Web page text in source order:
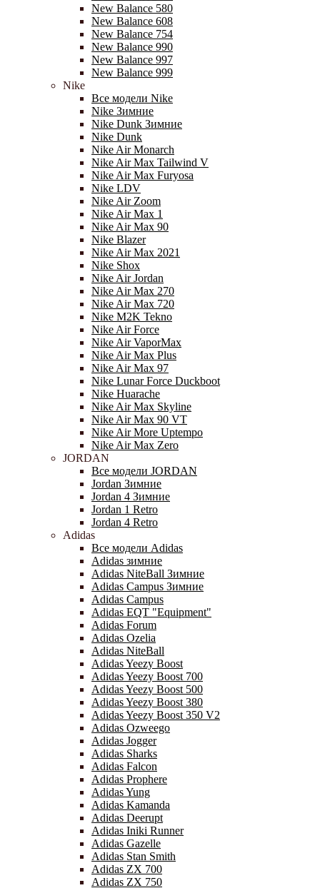
New Balance 580
New Balance 608
New Balance 754
New Balance 990
New Balance 997
New Balance 999
Nike
Все модели Nike
Nike Зимние
Nike Dunk Зимние
Nike Dunk
Nike Air Monarch
Nike Air Max Tailwind V
Nike Air Max Furyosa
Nike LDV
Nike Air Zoom
Nike Air Max 1
Nike Air Max 90
Nike Blazer
Nike Air Max 2021
Nike Shox
Nike Air Jordan
Nike Air Max 270
Nike Air Max 720
Nike M2K Tekno
Nike Air Force
Nike Air VaporMax
Nike Air Max Plus
Nike Air Max 97
Nike Lunar Force Duckboot
Nike Huarache
Nike Air Max Skyline
Nike Air Max 90 VT
Nike Air More Uptempo
Nike Air Max Zero
JORDAN
Все модели JORDAN
Jordan Зимние
Jordan 4 Зимние
Jordan 1 Retro
Jordan 4 Retro
Adidas
Все модели Adidas
Adidas зимние
Adidas NiteBall Зимние
Adidas Campus Зимние
Adidas Campus
Adidas EQT "Equipment"
Adidas Forum
Adidas Ozelia
Adidas NiteBall
Adidas Yeezy Boost
Adidas Yeezy Boost 700
Adidas Yeezy Boost 500
Adidas Yeezy Boost 380
Adidas Yeezy Boost 350 V2
Adidas Ozweego
Adidas Jogger
Adidas Sharks
Adidas Falcon
Adidas Prophere
Adidas Yung
Adidas Kamanda
Adidas Deerupt
Adidas Iniki Runner
Adidas Gazelle
Adidas Stan Smith
Adidas ZX 700
Adidas ZX 750